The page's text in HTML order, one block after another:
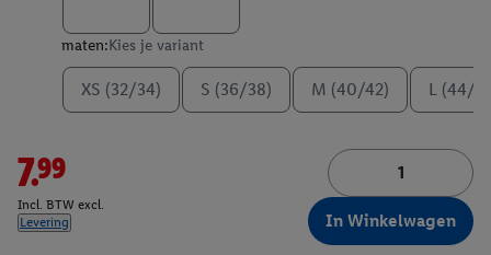
maten:Kies je variant
XS (32/34) S (36/38) M (40/42) L (44/
7.99
Incl. BTW excl.
Levering
In Winkelwagen